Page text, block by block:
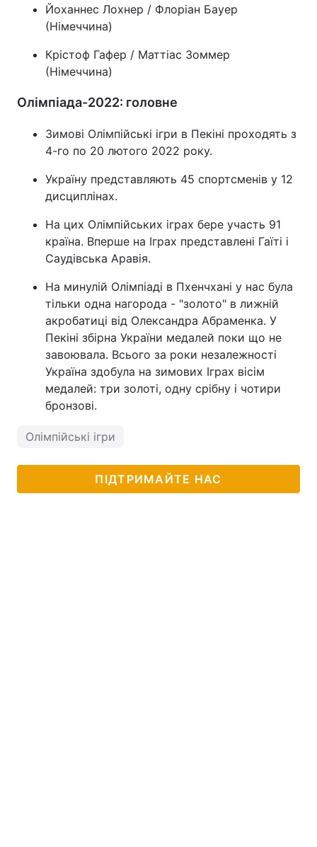
Йоханнес Лохнер / Флоріан Бауер
(Німеччина)
Крістоф Гафер / Маттіас Зоммер
(Німеччина)
Олімпіада-2022: головне
Зимові Олімпійські ігри в Пекіні проходять з
4-го по 20 лютого 2022 року.
Україну представляють 45 спортсменів у 12
дисциплінах.
На цих Олімпійських іграх бере участь 91
країна. Вперше на Іграх представлені Гаїті і
Саудівська Аравія.
На минулій Олімпіаді в Пхенчхані у нас була
тільки одна нагорода - "золото" в лижній
акробатиці від Олександра Абраменка. У
Пекіні збірна України медалей поки що не
завоювала. Всього за роки незалежності
Україна здобула на зимових Іграх вісім
медалей: три золоті, одну срібну і чотири
бронзові.
Олімпійські ігри
ПІДТРИМАЙТЕ НАС